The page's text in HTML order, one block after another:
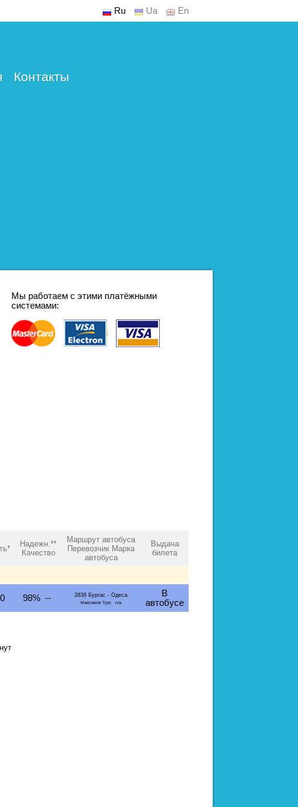
Ru Ua En
Контакты
Мы работаем с этими платёжными
системами:
Надежн.**
Качество
Маршрут автобуса
Перевозчик Марка
автобуса
Выдача
билета
98% -- 2836 Бургас - Одеса
Максимов Турс n/a
В
автобусе